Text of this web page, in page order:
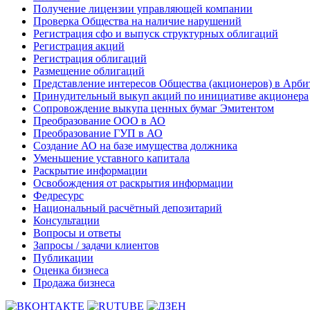
Получение лицензии управляющей компании
Проверка Общества на наличие нарушений
Регистрация сфо и выпуск структурных облигаций
Регистрация акций
Регистрация облигаций
Размещение облигаций
Представление интересов Общества (акционеров) в
Принудительный выкуп акций по инициативе акционера
Сопровождение выкупа ценных бумаг Эмитентом
Преобразование ООО в АО
Преобразование ГУП в АО
Создание АО на базе имущества должника
Уменьшение уставного капитала
Раскрытие информации
Освобождения от раскрытия информации
Федресурс
Национальный расчётный депозитарий
Консультации
Вопросы и ответы
Запросы / задачи клиентов
Публикации
Оценка бизнеса
Продажа бизнеса